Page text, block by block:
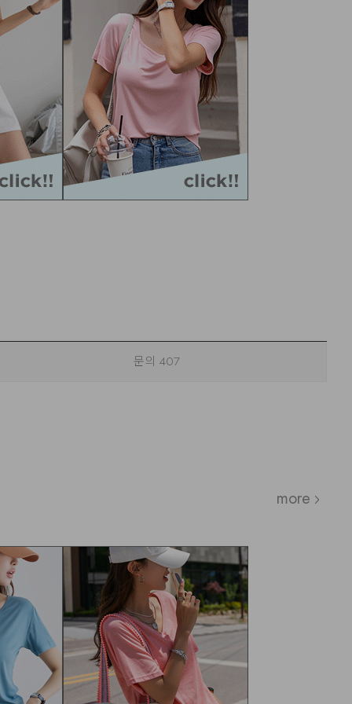
문의 407
more